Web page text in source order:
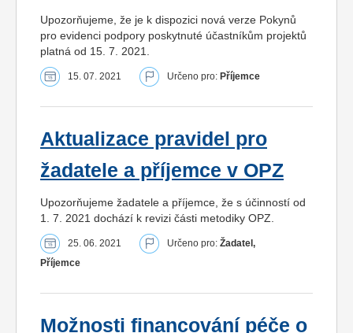
Upozorňujeme, že je k dispozici nová verze Pokynů
pro evidenci podpory poskytnuté účastníkům projektů
platná od 15. 7. 2021.
15. 07. 2021 Určeno pro: Příjemce
Aktualizace pravidel pro
žadatele a příjemce v OPZ
Upozorňujeme žadatele a příjemce, že s účinností od
1. 7. 2021 dochází k revizi části metodiky OPZ.
25. 06. 2021 Určeno pro: Žadatel,
Příjemce
Možnosti financování péče o